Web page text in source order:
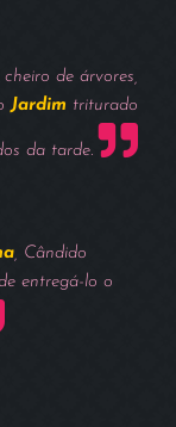
de árvores,
Jardim triturado
da tarde.
, Cândido
entregá-lo o